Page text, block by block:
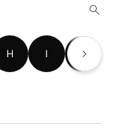
H I L